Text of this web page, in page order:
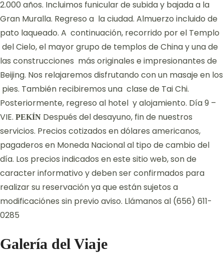
2.000 años. Incluimos funicular de subida y bajada a la
Gran Muralla. Regreso a la ciudad. Almuerzo incluido de
pato laqueado. A continuación, recorrido por el Templo
del Cielo, el mayor grupo de templos de China y una de
las construcciones más originales e impresionantes de
Beijing. Nos relajaremos disfrutando con un masaje en los
pies. También recibiremos una clase de Tai Chi.
Posteriormente, regreso al hotel y alojamiento. Día 9 –
VIE. PEKÍN Después del desayuno, fin de nuestros
servicios. Precios cotizados en dólares americanos,
pagaderos en Moneda Nacional al tipo de cambio del
día. Los precios indicados en este sitio web, son de
caracter informativo y deben ser confirmados para
realizar su reservación ya que están sujetos a
modificaciónes sin previo aviso. Llámanos al (656) 611-
0285
Galería del Viaje